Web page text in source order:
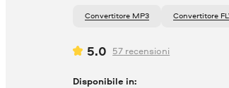
Convertitore MP3 Convertitore
5.0 57 recensioni
Disponibile in: